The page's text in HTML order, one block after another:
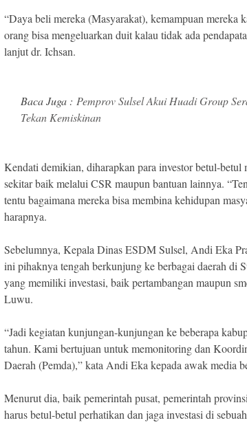
“Daya beli mereka (Masyarakat), kemampuan mereka
orang bisa mengeluarkan duit kalau tidak ada
lanjut dr. Ichsan.
Baca Juga : Pemprov Sulsel Akui Huadi Group
Tekan Kemiskinan
Kendati demikian, diharapkan para investor betul-betul
sekitar baik melalui CSR maupun bantuan lainnya.
tentu bagaimana mereka bisa membina kehidupan
harapnya.
Sebelumnya, Kepala Dinas ESDM Sulsel, Andi Eka
ini pihaknya tengah berkunjung ke berbagai daerah di
yang memiliki investasi, baik pertambangan maupun
Luwu.
“Jadi kegiatan kunjungan-kunjungan ke beberapa
tahun. Kami bertujuan untuk memonitoring dan
Daerah (Pemda),” kata Andi Eka kepada awak media
Menurut dia, baik pemerintah pusat, pemerintah
harus betul-betul perhatikan dan jaga investasi di